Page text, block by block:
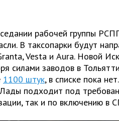
рабочей группы
В таксопарки будут
Vesta и Aura. Новой
силами заводов в
1100 штук, в списке пока
подходит под
так и по включению в